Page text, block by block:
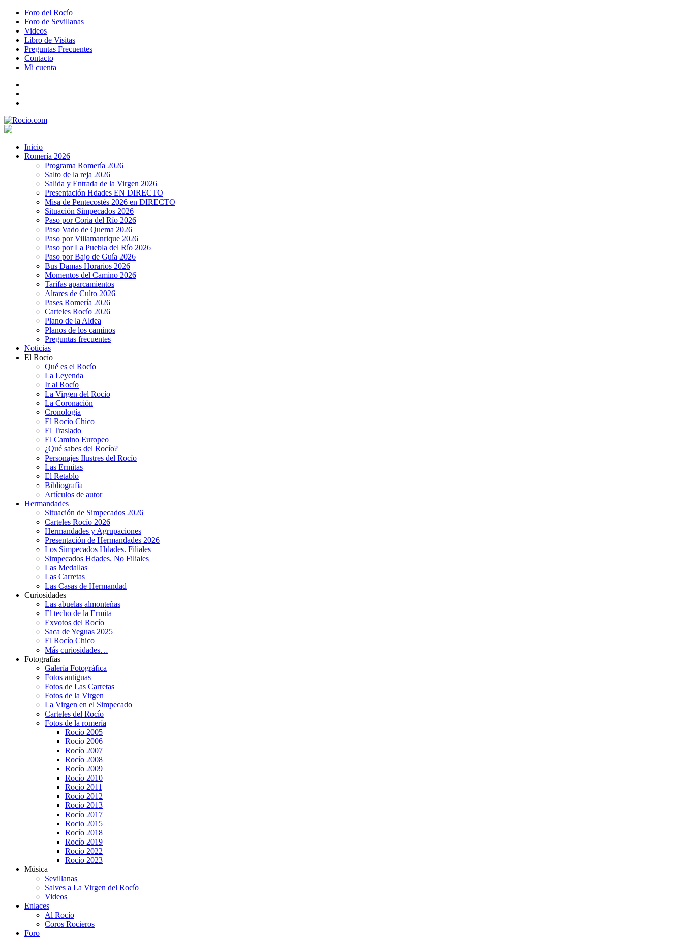
Foro del Rocío
Foro de Sevillanas
Videos
Libro de Visitas
Preguntas Frecuentes
Contacto
Mi cuenta
Inicio
Romería 2026
Programa Romería 2026
Salto de la reja 2026
Salida y Entrada de la Virgen 2026
Presentación Hdades EN DIRECTO
Misa de Pentecostés 2026 en DIRECTO
Situación Simpecados 2026
Paso por Coria del Río 2026
Paso Vado de Quema 2026
Paso por Villamanrique 2026
Paso por La Puebla del Río 2026
Paso por Bajo de Guía 2026
Bus Damas Horarios 2026
Momentos del Camino 2026
Tarifas aparcamientos
Altares de Culto 2026
Pases Romería 2026
Carteles Rocío 2026
Plano de la Aldea
Planos de los caminos
Preguntas frecuentes
Noticias
El Rocío
Qué es el Rocío
La Leyenda
Ir al Rocío
La Virgen del Rocío
La Coronación
Cronología
El Rocío Chico
El Traslado
El Camino Europeo
¿Qué sabes del Rocío?
Personajes Ilustres del Rocío
Las Ermitas
El Retablo
Bibliografía
Artículos de autor
Hermandades
Situación de Simpecados 2026
Carteles Rocío 2026
Hermandades y Agrupaciones
Presentación de Hermandades 2026
Los Simpecados Hdades. Filiales
Simpecados Hdades. No Filiales
Las Medallas
Las Carretas
Las Casas de Hermandad
Curiosidades
Las abuelas almonteñas
El techo de la Ermita
Exvotos del Rocío
Saca de Yeguas 2025
El Rocío Chico
Más curiosidades…
Fotografías
Galería Fotográfica
Fotos antiguas
Fotos de Las Carretas
Fotos de la Virgen
La Virgen en el Simpecado
Carteles del Rocío
Fotos de la romería
Rocío 2005
Rocío 2006
Rocío 2007
Rocío 2008
Rocío 2009
Rocío 2010
Rocío 2011
Rocío 2012
Rocío 2013
Rocío 2017
Rocio 2015
Rocío 2018
Rocío 2019
Rocío 2022
Rocío 2023
Música
Sevillanas
Salves a La Virgen del Rocío
Videos
Enlaces
Al Rocío
Coros Rocieros
Foro